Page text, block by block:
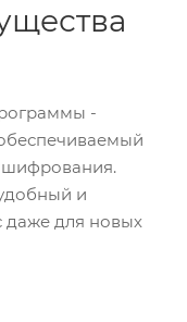
-
и
даже для новых